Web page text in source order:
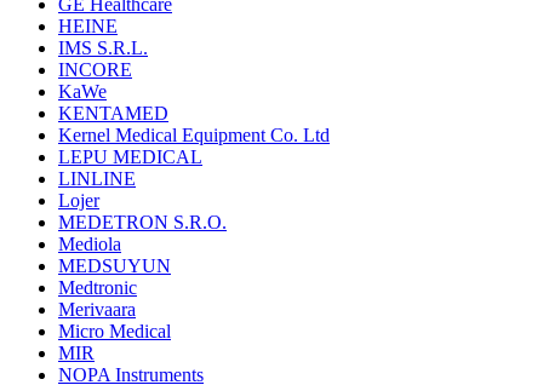
GE Healthcare
HEINE
IMS S.R.L.
INCORE
KaWe
KENTAMED
Kernel Medical Equipment Co. Ltd
LEPU MEDICAL
LINLINE
Lojer
MEDETRON S.R.O.
Mediola
MEDSUYUN
Medtronic
Merivaara
Micro Medical
MIR
NOPA Instruments